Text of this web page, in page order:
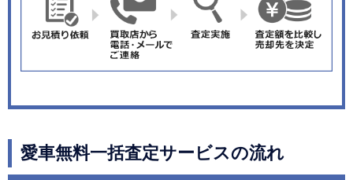
愛車無料一括査定サービスの流れ